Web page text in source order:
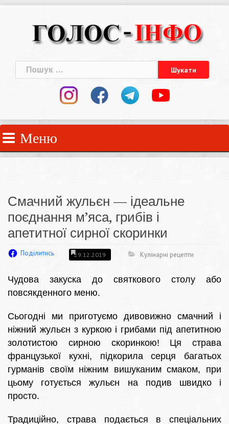
Пошук:
Меню
Смачний жульєн — ідеальне
поєднання м’яса, грибів і
апетитної сирної скоринки
Поділитись 29.12.2019 Кулінарні рецепти
Чудова закуска до святкового столу або
повсякденного меню.
Сьогодні ми приготуємо дивовижно смачний і
ніжний жульєн з куркою і грибами під апетитною
золотистою сирною скоринкою! Ця страва
французької кухні, підкорила серця багатьох
гурманів своїм ніжним вишуканим смаком, при
цьому готується жульєн на подив швидко і
просто.
Традиційно, страва подається в спеціальних